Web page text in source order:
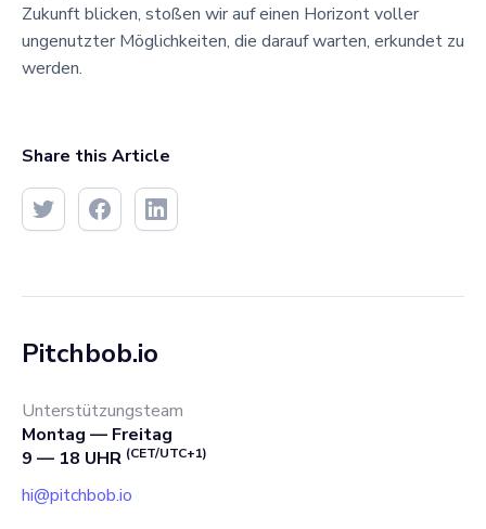
Zukunft blicken, stoßen wir auf einen Horizont voller
ungenutzter Möglichkeiten, die darauf warten, erkundet zu
werden.
Share this Article
Pitchbob.io
Unterstützungsteam
Montag — Freitag
9 — 18 UHR (CET/UTC+1)
hi@pitchbob.io